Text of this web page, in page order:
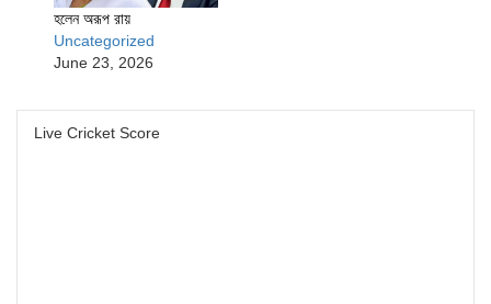
হলেন অরূপ রায়
Uncategorized
June 23, 2026
Live Cricket Score